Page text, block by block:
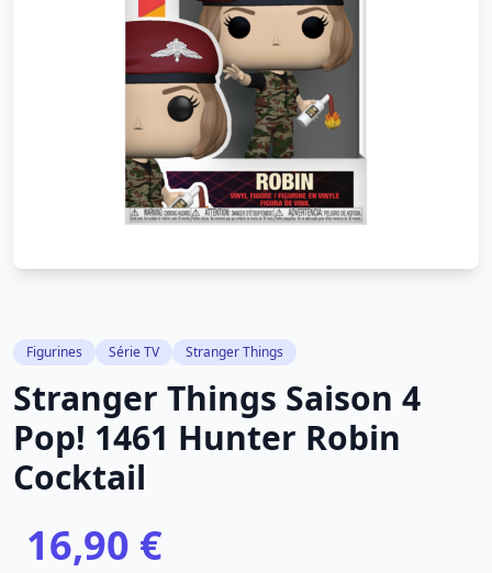
Figurines Série TV Stranger Things
Stranger Things Saison 4
Pop! 1461 Hunter Robin
Cocktail
16,90 €